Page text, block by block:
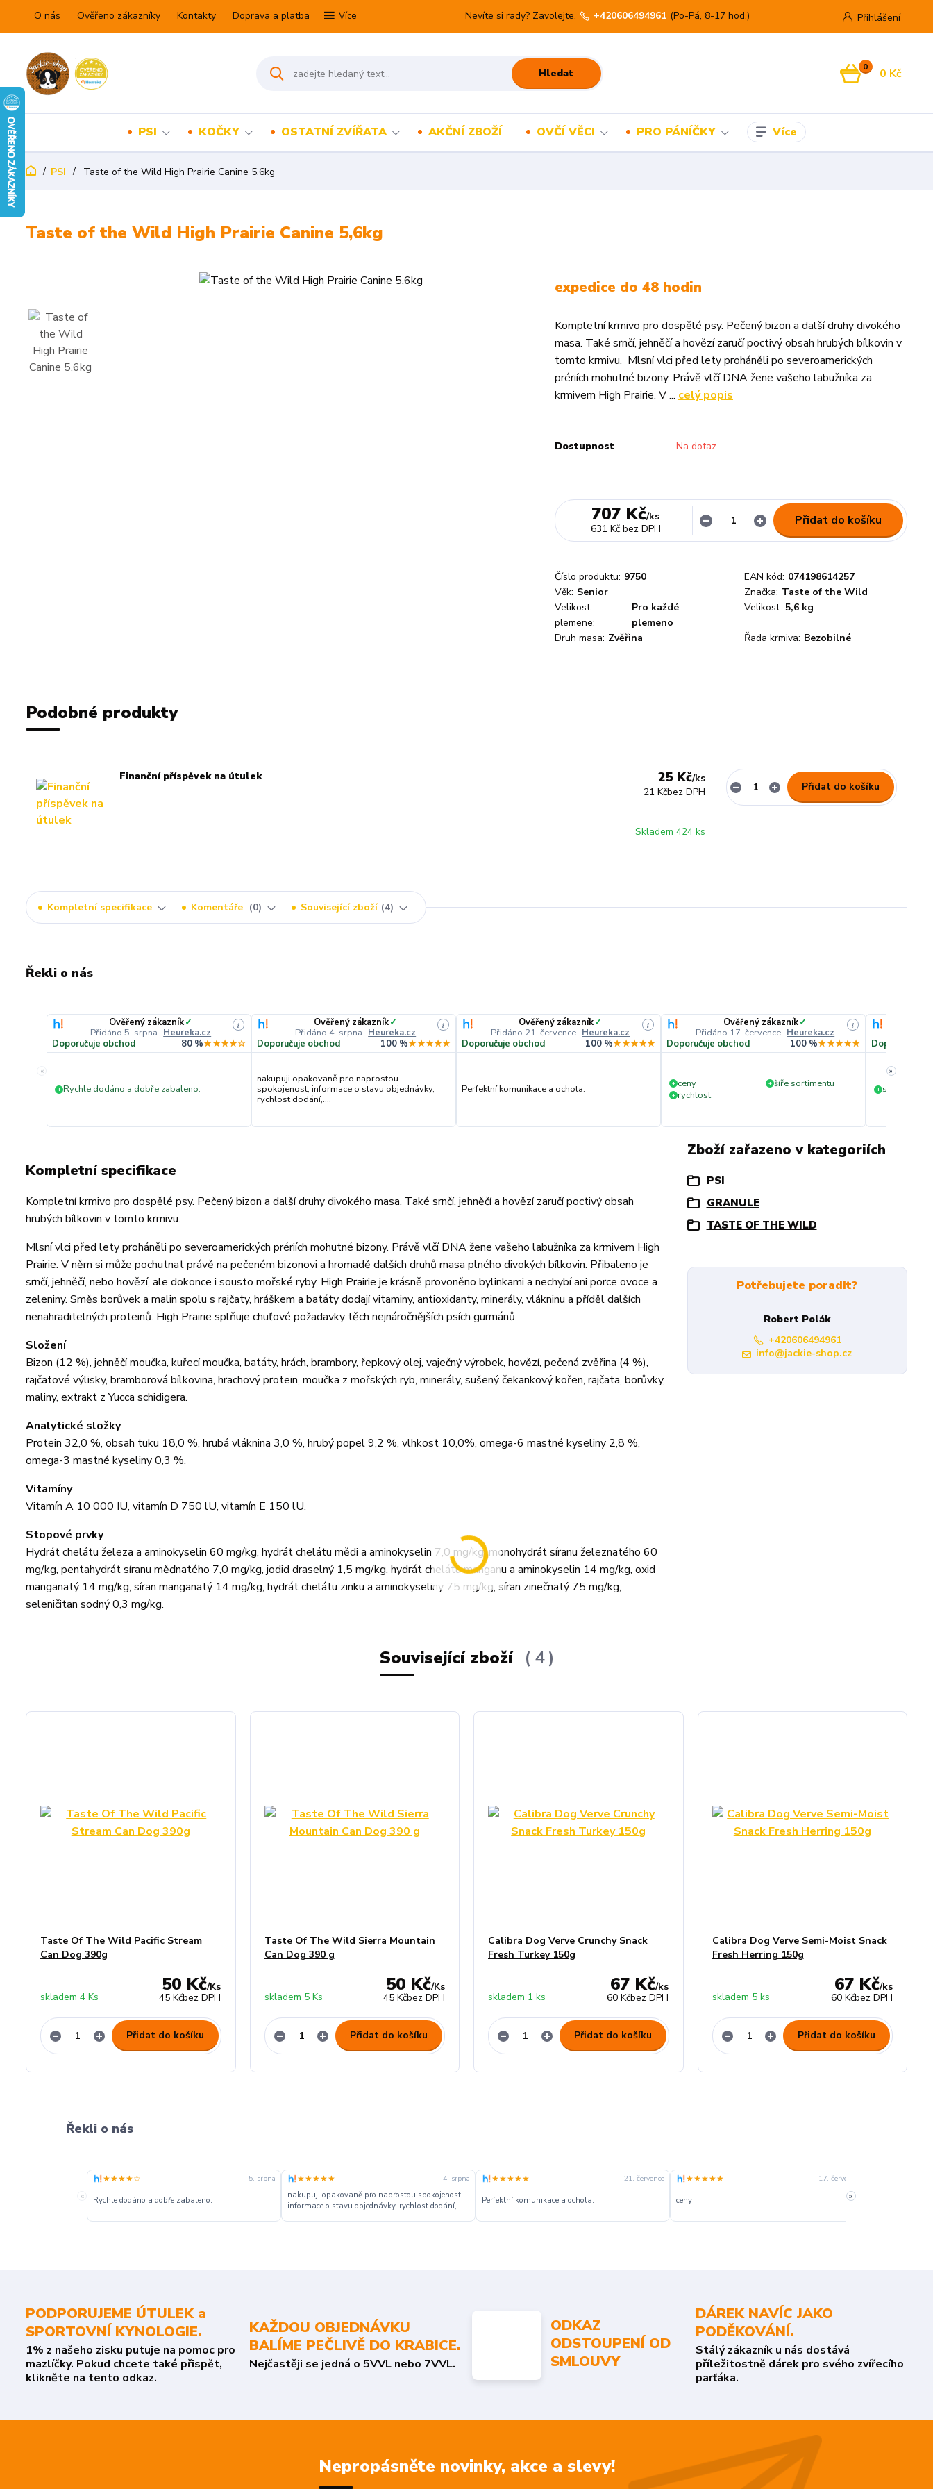
O nás Ověřeno zákazníky Kontakty Doprava a platba Více Přihlášení
Hledat
Nevíte si rady? Zavolejte. +420606494961 (Po-Pá, 8-17 hod.)
0 0 Kč
PSI KOČKY OSTATNÍ ZVÍŘATA AKČNÍ ZBOŽÍ OVČÍ VĚCI PRO PÁNÍČKY Více
PSI Taste of the Wild High Prairie Canine 5,6kg
Taste of the Wild High Prairie Canine 5,6kg
expedice do 48 hodin
Kompletní krmivo pro dospělé psy. Pečený bizon a další druhy divokého
masa. Také srnčí, jehněčí a hovězí zaručí poctivý obsah hrubých bílkovin v
tomto krmivu. Mlsní vlci před lety proháněli po severoamerických
prériích mohutné bizony. Právě vlčí DNA žene vašeho labužníka za
krmivem High Prairie. V ... celý popis
Dostupnost Na dotaz
707 Kč/ks
631 Kč bez DPH
Přidat do košíku
Číslo produktu: 9750 EAN kód: 074198614257
Věk: Senior Značka: Taste of the Wild
Velikost
plemene:
Pro každé
plemeno
Velikost: 5,6 kg
Druh masa: Zvěřina Řada krmiva: Bezobilné
Podobné produkty
Finanční příspěvek na útulek 25 Kč/ks
21 Kčbez DPH
Skladem 424 ks
Přidat do košíku
Kompletní specifikace Komentáře 0 Související zboží 4
Řekli o nás
«
Ověřený zákazník✓
Přidáno 5. srpna · Heureka.cz
i
Doporučuje obchod 80 %★★★★☆
+ Rychle dodáno a dobře zabaleno.
Ověřený zákazník✓
Přidáno 4. srpna · Heureka.cz
i
Doporučuje obchod 100 %★★★★★
nakupuji opakovaně pro naprostou
spokojenost, informace o stavu objednávky,
rychlost dodání,....
Ověřený zákazník✓
Přidáno 21. července · Heureka.cz
i
Doporučuje obchod 100 %★★★★★
Perfektní komunikace a ochota.
Ověřený zákazník✓
Přidáno 17. července · Heureka.cz
i
Doporučuje obchod 100 %★★★★★
+ ceny + šíře sortimentu
+ rychlost
Doporučuje
+ slušná
»
Kompletní specifikace
Kompletní krmivo pro dospělé psy. Pečený bizon a další druhy divokého masa. Také srnčí, jehněčí a hovězí zaručí poctivý obsah
hrubých bílkovin v tomto krmivu.
Mlsní vlci před lety proháněli po severoamerických prériích mohutné bizony. Právě vlčí DNA žene vašeho labužníka za krmivem High
Prairie. V něm si může pochutnat právě na pečeném bizonovi a hromadě dalších druhů masa plného divokých bílkovin. Přibaleno je
srnčí, jehněčí, nebo hovězí, ale dokonce i sousto mořské ryby. High Prairie je krásně provoněno bylinkami a nechybí ani porce ovoce a
zeleniny. Směs borůvek a malin spolu s rajčaty, hráškem a batáty dodají vitaminy, antioxidanty, minerály, vlákninu a příděl dalších
nenahraditelných proteinů. High Prairie splňuje chuťové požadavky těch nejnáročnějších psích gurmánů.
Složení
Bizon (12 %), jehněčí moučka, kuřecí moučka, batáty, hrách, brambory, řepkový olej, vaječný výrobek, hovězí, pečená zvěřina (4 %),
rajčatové výlisky, bramborová bílkovina, hrachový protein, moučka z mořských ryb, minerály, sušený čekankový kořen, rajčata, borůvky,
maliny, extrakt z Yucca schidigera.
Analytické složky
Protein 32,0 %, obsah tuku 18,0 %, hrubá vláknina 3,0 %, hrubý popel 9,2 %, vlhkost 10,0%, omega-6 mastné kyseliny 2,8 %,
omega-3 mastné kyseliny 0,3 %.
Vitamíny
Vitamín A 10 000 IU, vitamín D 750 lU, vitamín E 150 lU.
Stopové prvky
Hydrát chelátu železa a aminokyselin 60 mg/kg, hydrát chelátu mědi a aminokyselin 7,0 mg/kg, monohydrát síranu železnatého 60
mg/kg, pentahydrát síranu měďnatého 7,0 mg/kg, jodid draselný 1,5 mg/kg, hydrát chelátu manganu a aminokyselin 14 mg/kg, oxid
manganatý 14 mg/kg, síran manganatý 14 mg/kg, hydrát chelátu zinku a aminokyseliny 75 mg/kg, síran zinečnatý 75 mg/kg,
seleničitan sodný 0,3 mg/kg.
Zboží zařazeno v kategoriích
PSI
GRANULE
TASTE OF THE WILD
Potřebujete poradit?
Robert Polák
+420606494961
info@jackie-shop.cz
Související zboží 4
Taste Of The Wild Pacific Stream
Can Dog 390g
50 Kč/Ks
45 Kčbez DPH
skladem 4 Ks
Přidat do košíku
Taste Of The Wild Sierra Mountain
Can Dog 390 g
50 Kč/Ks
45 Kčbez DPH
skladem 5 Ks
Přidat do košíku
Calibra Dog Verve Crunchy Snack
Fresh Turkey 150g
67 Kč/ks
60 Kčbez DPH
skladem 1 ks
Přidat do košíku
Calibra Dog Verve Semi-Moist Snack
Fresh Herring 150g
67 Kč/ks
60 Kčbez DPH
skladem 5 ks
Přidat do košíku
Řekli o nás
«
★★★★☆ 5. srpna
Rychle dodáno a dobře zabaleno.
★★★★★ 4. srpna
nakupuji opakovaně pro naprostou spokojenost,
informace o stavu objednávky, rychlost dodání,....
★★★★★ 21. července
Perfektní komunikace a ochota.
★★★★★ 17. července
ceny »
PODPORUJEME ÚTULEK a
SPORTOVNÍ KYNOLOGIE.
1% z našeho zisku putuje na pomoc pro
mazlíčky. Pokud chcete také přispět,
klikněte na tento odkaz.
KAŽDOU OBJEDNÁVKU
BALÍME PEČLIVĚ DO KRABICE.
Nejčastěji se jedná o 5VVL nebo 7VVL.
ODKAZ
ODSTOUPENÍ OD
SMLOUVY
DÁREK NAVÍC JAKO
PODĚKOVÁNÍ.
Stálý zákazník u nás dostává
příležitostně dárek pro svého zvířecího
parťáka.
Nepropásněte novinky, akce a slevy!